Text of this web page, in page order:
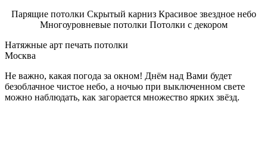
Парящие потолки Скрытый карниз Красивое звездное небо
Многоуровневые потолки Потолки с декором
Натяжные арт печать потолки
Москва
Не важно, какая погода за окном! Днём над Вами будет
безоблачное чистое небо, а ночью при выключенном свете
можно наблюдать, как загорается множество ярких звёзд.